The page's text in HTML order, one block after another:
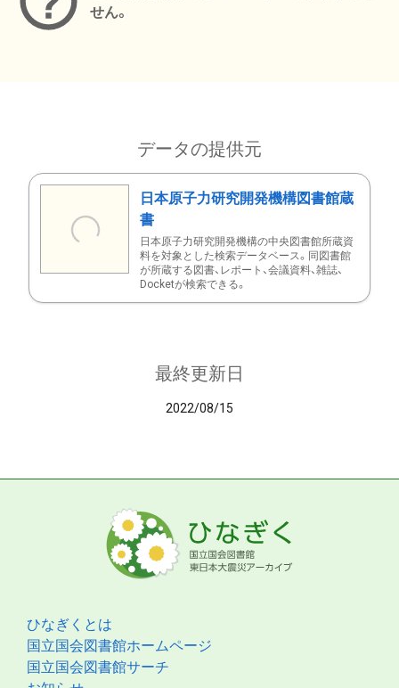
せん。
データの提供元
日本原子力研究開発機構図書館蔵
書
日本原子力研究開発機構の中央図書館所蔵資
料を対象とした検索データベース。同図書館
が所蔵する図書、レポート、会議資料、雑誌、
Docketが検索できる。
最終更新日
2022/08/15
ひなぎくとは
国立国会図書館ホームページ
国立国会図書館サーチ